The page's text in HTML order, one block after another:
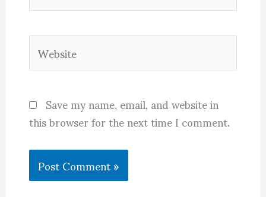
Website
Save my name, email, and website in
this browser for the next time I comment.